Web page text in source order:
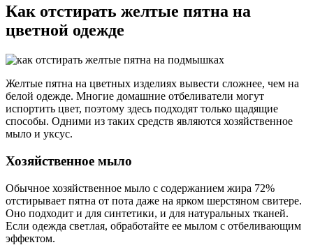
Как отстирать желтые пятна на
цветной одежде
Желтые пятна на цветных изделиях вывести сложнее, чем на
белой одежде. Многие домашние отбеливатели могут
испортить цвет, поэтому здесь подходят только щадящие
способы. Одними из таких средств являются хозяйственное
мыло и уксус.
Хозяйственное мыло
Обычное хозяйственное мыло с содержанием жира 72%
отстирывает пятна от пота даже на ярком шерстяном свитере.
Оно подходит и для синтетики, и для натуральных тканей.
Если одежда светлая, обработайте ее мылом с отбеливающим
эффектом.